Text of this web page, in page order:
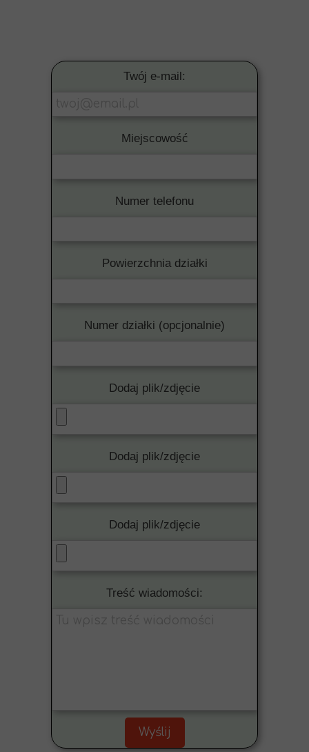
Twój e-mail:
Miejscowość
Numer telefonu
Powierzchnia działki
Numer działki (opcjonalnie)
Dodaj plik/zdjęcie
Dodaj plik/zdjęcie
Dodaj plik/zdjęcie
Treść wiadomości:
Wyślij